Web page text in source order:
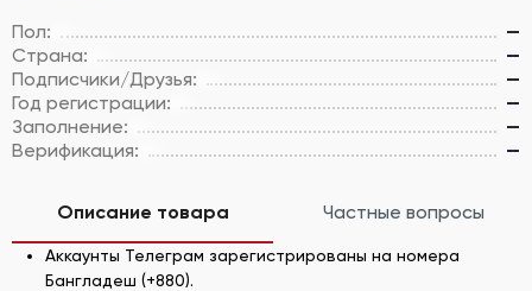
Пол:
—
Страна:
—
Подписчики/Друзья:
—
Год регистрации:
—
Заполнение:
—
Верификация:
—
Описание товара Частные вопросы
Аккаунты Телеграм зарегистрированы на номера
Бангладеш (+880).